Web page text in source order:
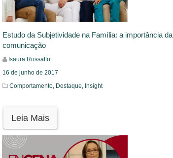
Estudo da Subjetividade na Família: a importância da
comunicação
Isaura Rossatto
16 de junho de 2017
Comportamento, Destaque, Insight
Leia Mais